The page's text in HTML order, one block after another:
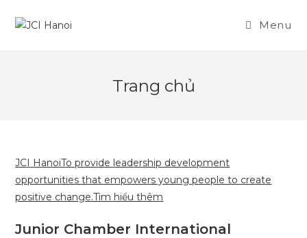
Menu
Trang chủ
JCI HanoiTo provide leadership development
opportunities that empowers young people to create
positive change.Tìm hiểu thêm
Junior Chamber International